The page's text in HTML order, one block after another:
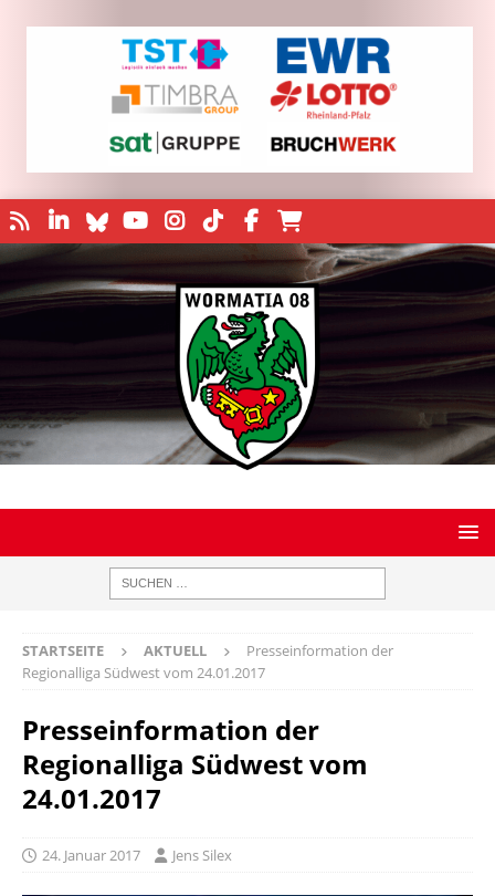
STARTSEITE AKTUELL
Presseinformation der
Regionalliga Südwest vom 24.01.2017
Presseinformation der
Regionalliga Südwest vom
24.01.2017
24. Januar 2017 Jens Silex